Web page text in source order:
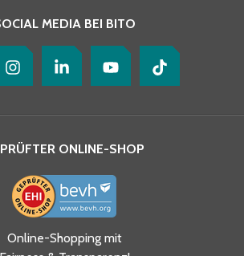
Ja, ich habe die
Datenschutzhinweise gelesen
MEDIA BEI BITO
ONLINE-SHOP
Online-Shopping mit